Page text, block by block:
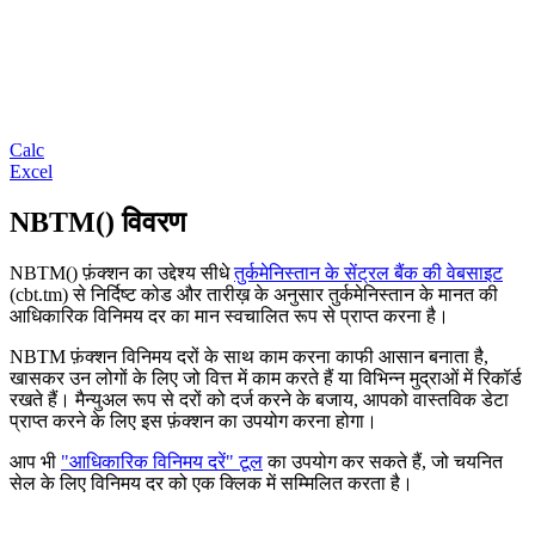
Calc
Excel
NBTM() विवरण
NBTM() फ़ंक्शन का उद्देश्य सीधेतुर्कमेनिस्तान के सेंट्रल बैंक की वेबसाइट
(cbt.tm) से निर्दिष्ट कोड और तारीख़ के अनुसार तुर्कमेनिस्तान के मानत की
आधिकारिक विनिमय दर का मान स्वचालित रूप से प्राप्त करना है।
NBTM फ़ंक्शन विनिमय दरों के साथ काम करना काफी आसान बनाता है,
खासकर उन लोगों के लिए जो वित्त में काम करते हैं या विभिन्न मुद्राओं में रिकॉर्ड
रखते हैं। मैन्युअल रूप से दरों को दर्ज करने के बजाय, आपको वास्तविक डेटा
प्राप्त करने के लिए इस फ़ंक्शन का उपयोग करना होगा।
आप भी "आधिकारिक विनिमय दरें" टूलका उपयोग कर सकते हैं, जो चयनित
सेल के लिए विनिमय दर को एक क्लिक में सम्मिलित करता है।